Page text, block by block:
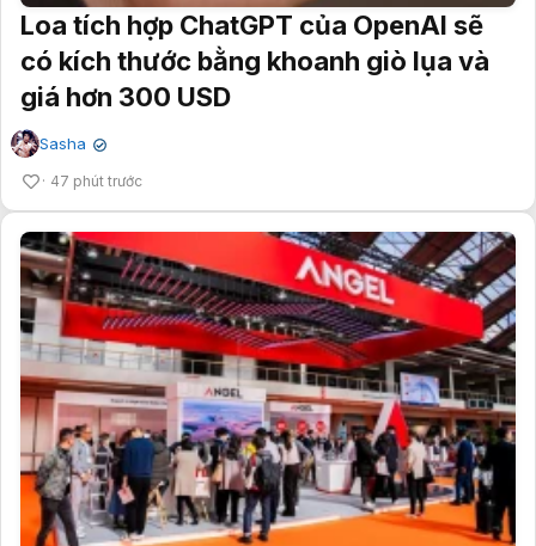
Loa tích hợp ChatGPT của OpenAI sẽ
có kích thước bằng khoanh giò lụa và
giá hơn 300 USD
Sasha ✔
47 phút trước